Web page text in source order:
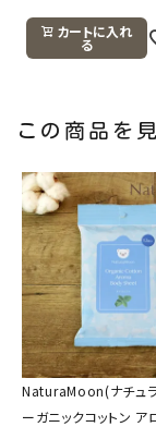
カートに入れ
る
この商品を
NaturaMoon(ナチュ
ーガニックコットン ア